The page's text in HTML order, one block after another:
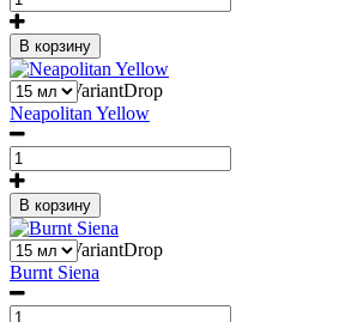
В корзину
1Liquid::VariantDrop
Neapolitan Yellow
В корзину
1Liquid::VariantDrop
Burnt Siena